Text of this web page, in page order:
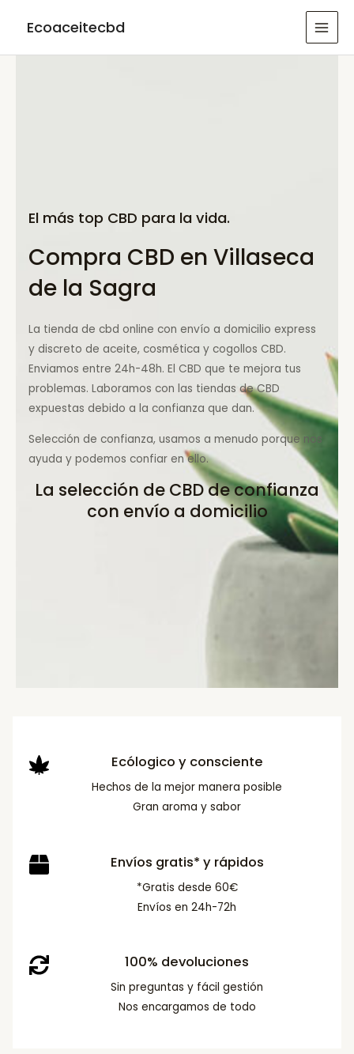
Ecoaceitecbd
El más top CBD para la vida.
Compra CBD en Villaseca
de la Sagra
La tienda de cbd online con envío a domicilio express
y discreto de aceite, cosmética y cogollos CBD.
Enviamos entre 24h-48h. El CBD que te mejora tus
problemas. Laboramos con las tiendas de CBD
expuestas debido a la confianza que dan.
Selección de confianza, usamos a menudo porque nos
ayuda y podemos confiar en ello.
La selección de CBD de confianza
con envío a domicilio
Ecólogico y consciente
Hechos de la mejor manera posible
Gran aroma y sabor
Envíos gratis* y rápidos
*Gratis desde 60€
Envíos en 24h-72h
100% devoluciones
Sin preguntas y fácil gestión
Nos encargamos de todo